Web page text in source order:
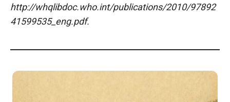
http://whqlibdoc.who.int/publications/2010/97892
41599535_eng.pdf.